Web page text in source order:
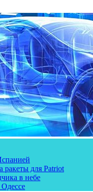
ракеты для Patriot
в небе